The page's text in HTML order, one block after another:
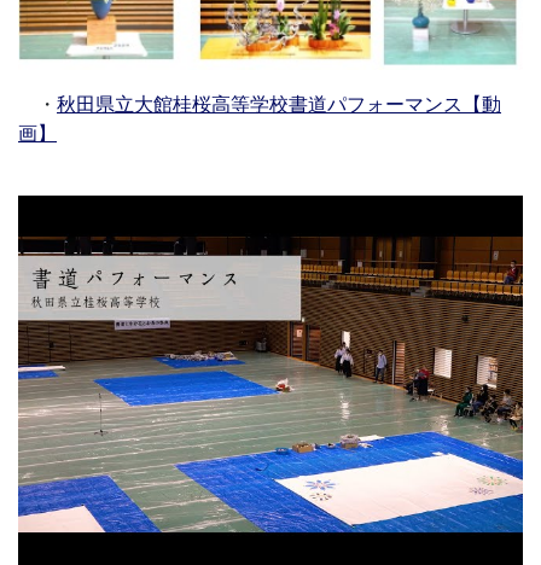
・ 秋田県立大館桂桜高等学校書道パフォーマンス【動
画】